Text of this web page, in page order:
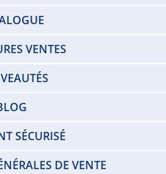
VENTES
SÉCURISÉ
DE VENTE